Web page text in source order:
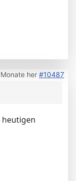
her #10487
heutigen